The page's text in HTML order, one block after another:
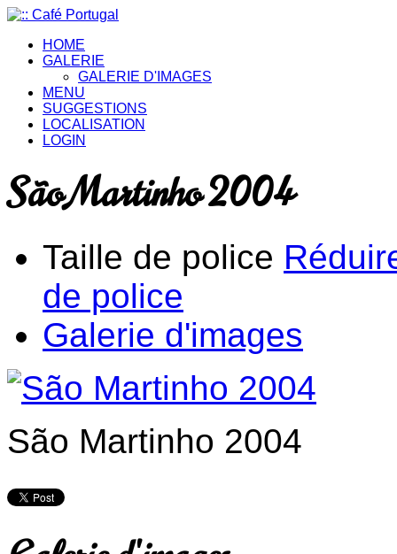
HOME
GALERIE
GALERIE D'IMAGES
MENU
SUGGESTIONS
LOCALISATION
LOGIN
São Martinho 2004
Taille de police
de police
Galerie d'images
São Martinho 2004